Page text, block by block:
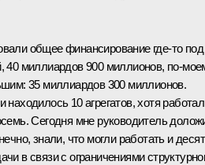
общее финансирование где‑то под
40 миллиардов 900 миллионов,
35 миллиардов 300 миллионов.
находилось 10 агрегатов, хотя
Сегодня мне руководитель
знали, что могли работать и
в связи с ограничениями